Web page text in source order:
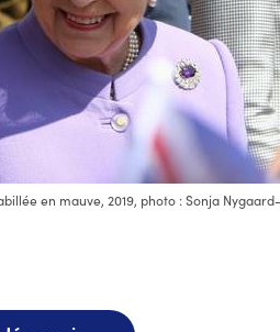
en mauve, 2019, photo : Sonja